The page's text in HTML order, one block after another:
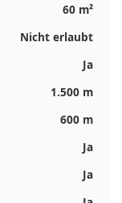
60 m²
Nicht erlaubt
Ja
1.500 m
600 m
Ja
Ja